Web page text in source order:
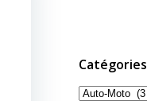
Catégories
Catégories